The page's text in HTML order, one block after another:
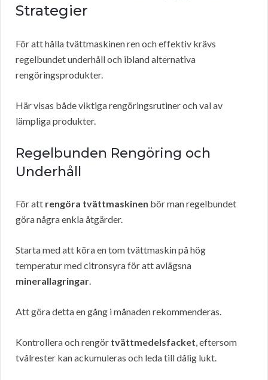
Strategier
För att hålla tvättmaskinen ren och effektiv krävs
regelbundet underhåll och ibland alternativa
rengöringsprodukter.
Här visas både viktiga rengöringsrutiner och val av
lämpliga produkter.
Regelbunden Rengöring och
Underhåll
För att rengöra tvättmaskinen bör man regelbundet
göra några enkla åtgärder.
Starta med att köra en tom tvättmaskin på hög
temperatur med citronsyra för att avlägsna
minerallagringar.
Att göra detta en gång i månaden rekommenderas.
Kontrollera och rengör tvättmedelsfacket, eftersom
tvålrester kan ackumuleras och leda till dålig lukt.